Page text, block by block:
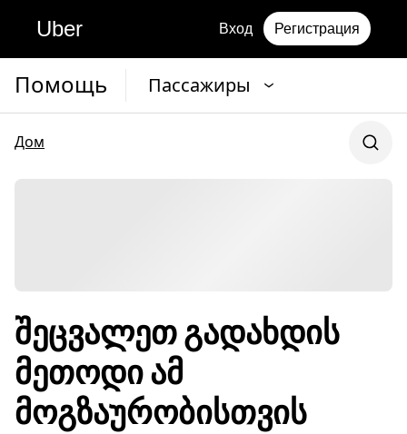
Uber Вход Регистрация
Помощь Пассажиры
Дом
შეცვალეთ გადახდის
მეთოდი ამ
მოგზაურობისთვის